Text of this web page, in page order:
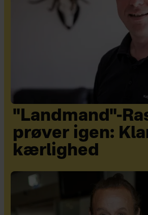
"Landmand"-
prøver igen:
kærlighed